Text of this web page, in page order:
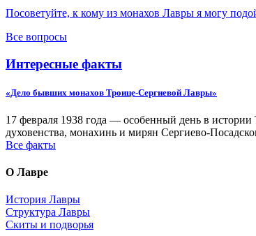
Посоветуйте, к кому из монахов Лавры я могу
Все вопросы
Интересные факты
«Дело бывших монахов Троице-Сергиевой Лавры»
17 февраля 1938 года — особенный день в истории
духовенства, монахинь и мирян Сергиево-
Все факты
О Лавре
История Лавры
Структура Лавры
Скиты и подворья